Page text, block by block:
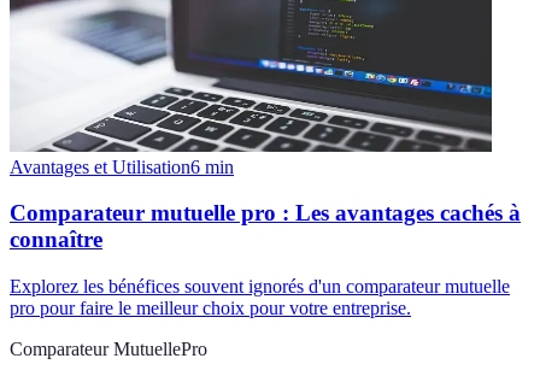
Avantages et Utilisation6 min
Comparateur mutuelle pro : Les avantages cachés à
connaître
Explorez les bénéfices souvent ignorés d'un comparateur mutuelle
pro pour faire le meilleur choix pour votre entreprise.
Comparateur MutuellePro